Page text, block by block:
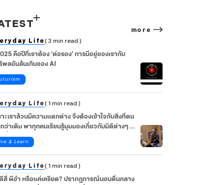
Life( 3 min read )
คือปีที่เราต้อง ‘ต่อรอง’ การมีอยู่ของเรากับ
พลอันล้นเกินของ AI
Life( 1 min read )
ะเราล้วนมีความแตกต่าง จึงต้องเข้าใจกับสิ่งที่ตน
ว่าเดิม พาทุกคนเรียนรู้มุมมองเกี่ยวกับมิติต่างๆ ใน
ที่ไม่มีแค่ ‘ไทป์’ ไปกับ 3 Speakers ในงาน TYPE
YOU
& Learn
Life( 1 min read )
สี่ ผีอำ หรือแค่เครียด? ปรากฏการณ์นอนตื่นกลาง
more